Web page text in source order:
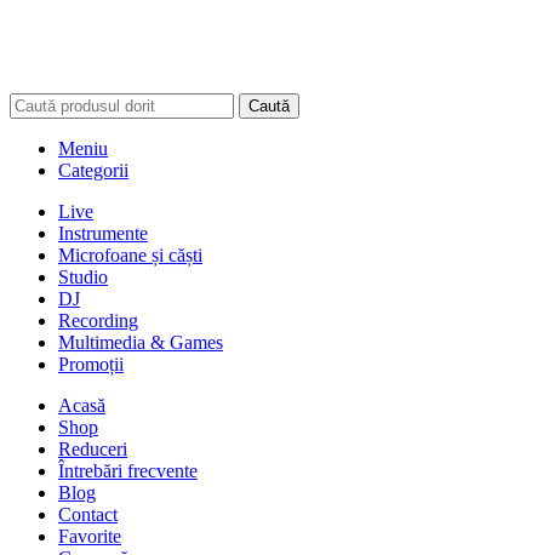
Caută
Meniu
Categorii
Live
Instrumente
Microfoane și căști
Studio
DJ
Recording
Multimedia & Games
Promoții
Acasă
Shop
Reduceri
Întrebări frecvente
Blog
Contact
Favorite